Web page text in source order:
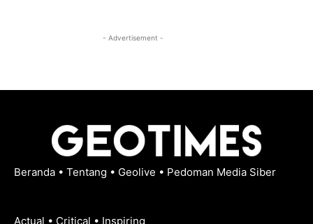
- Advertisement -
Beranda • Tentang • Geolive • Pedoman Media Siber
Actual • Critical • Inspiring